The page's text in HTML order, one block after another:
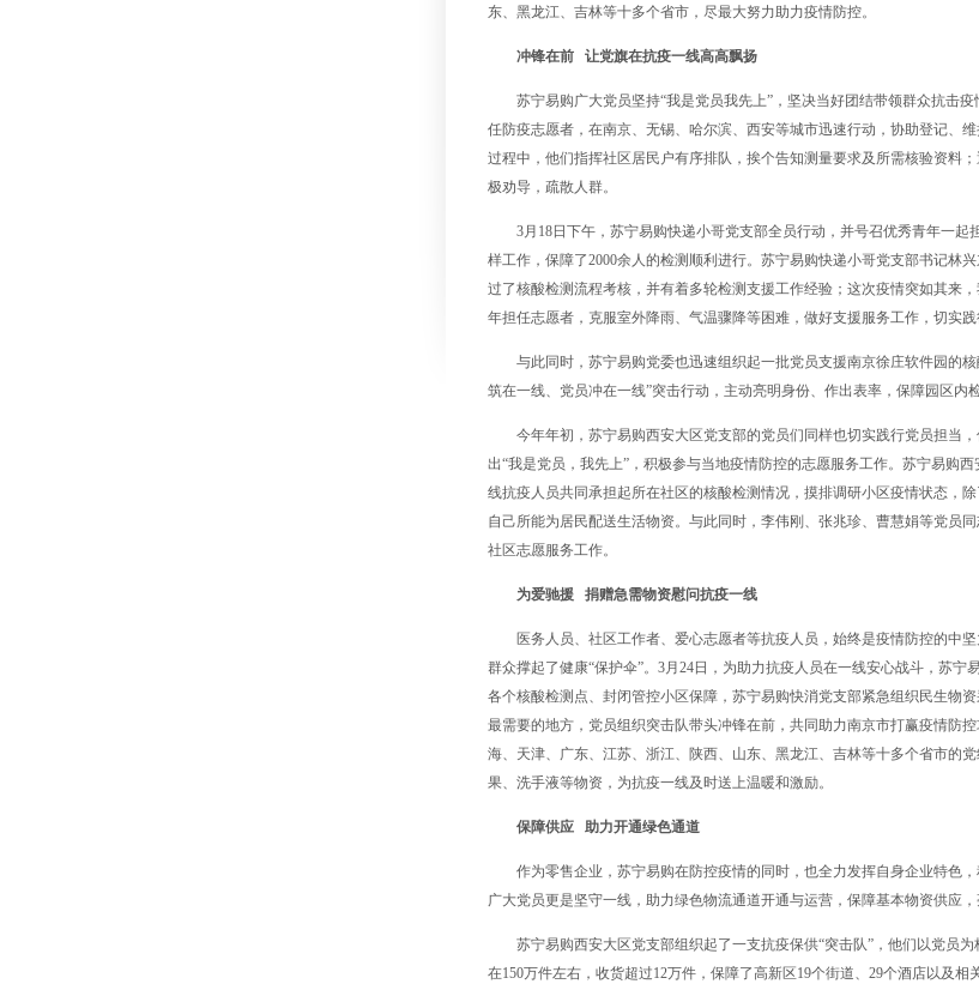
东、黑龙江、吉林等十多个省市，尽最大努力助力疫情防控。
冲锋在前 让党旗在抗疫一线高高飘扬‍
苏宁易购广大党员坚持“我是党员我先上”，坚决当好团结带领群众抗击
任防疫志愿者，在南京、无锡、哈尔滨、西安等城市迅速行动，协助登记、
过程中，他们指挥社区居民户有序排队，挨个告知测量要求及所需核验资料
极劝导，疏散人群。
3月18日下午，苏宁易购快递小哥党支部全员行动，并号召优秀青年一
样工作，保障了2000余人的检测顺利进行。苏宁易购快递小哥党支部书记林
过了核酸检测流程考核，并有着多轮检测支援工作经验；这次疫情突如其来
年担任志愿者，克服室外降雨、气温骤降等困难，做好支援服务工作，切实践
与此同时，苏宁易购党委也迅速组织起一批党员支援南京徐庄软件园的
筑在一线、党员冲在一线”突击行动，主动亮明身份、作出表率，保障园区内
今年年初，苏宁易购西安大区党支部的党员们同样也切实践行党员担当
出“我是党员，我先上”，积极参与当地疫情防控的志愿服务工作。苏宁易购
线抗疫人员共同承担起所在社区的核酸检测情况，摸排调研小区疫情状态，
自己所能为居民配送生活物资。与此同时，李伟刚、张兆珍、曹慧娟等党员
社区志愿服务工作。
为爱驰援 捐赠急需物资慰问抗疫一线
医务人员、社区工作者、爱心志愿者等抗疫人员，始终是疫情防控的中
群众撑起了健康“保护伞”。3月24日，为助力抗疫人员在一线安心战斗，苏
各个核酸检测点、封闭管控小区保障，苏宁易购快消党支部紧急组织民生物
最需要的地方，党员组织突击队带头冲锋在前，共同助力南京市打赢疫情防
海、天津、广东、江苏、浙江、陕西、山东、黑龙江、吉林等十多个省市的
果、洗手液等物资，为抗疫一线及时送上温暖和激励。
保障供应 助力开通绿色通道
作为零售企业，苏宁易购在防控疫情的同时，也全力发挥自身企业特色
广大党员更是坚守一线，助力绿色物流通道开通与运营，保障基本物资供应
苏宁易购西安大区党支部组织起了一支抗疫保供“突击队”，他们以党员
在150万件左右，收货超过12万件，保障了高新区19个街道、29个酒店以及相